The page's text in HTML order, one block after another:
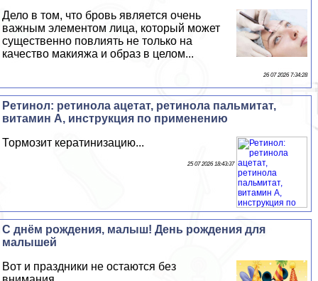
Дело в том, что бровь является очень
важным элементом лица, который может
существенно повлиять не только на
качество макияжа и образ в целом...
26 07 2026 7:34:28
Ретинол: ретинола ацетат, ретинола пальмитат,
витамин А, инструкция по применению
Тормозит кератинизацию...
25 07 2026 18:43:37
С днём рождения, малыш! День рождения для
малышей
Вот и праздники не остаются без